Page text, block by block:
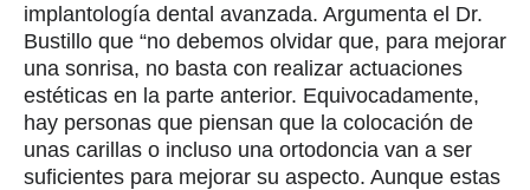
implantología dental avanzada. Argumenta el Dr.
Bustillo que “no debemos olvidar que, para mejorar
una sonrisa, no basta con realizar actuaciones
estéticas en la parte anterior. Equivocadamente,
hay personas que piensan que la colocación de
unas carillas o incluso una ortodoncia van a ser
suficientes para mejorar su aspecto. Aunque estas